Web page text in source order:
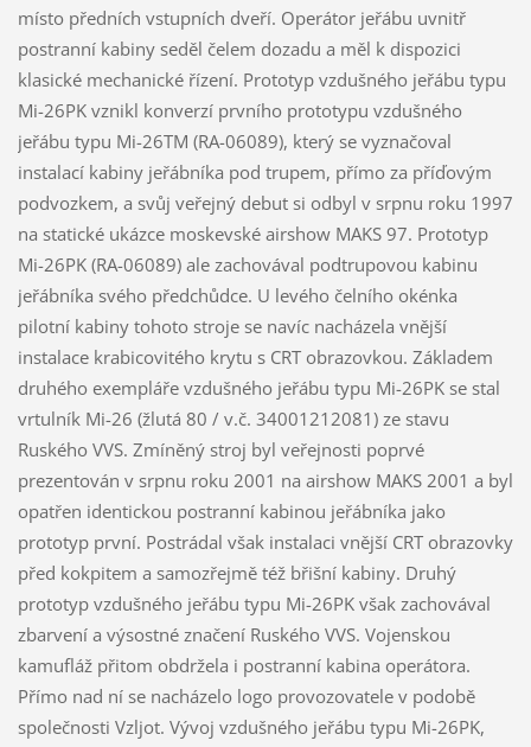
místo předních vstupních dveří. Operátor jeřábu uvnitř
postranní kabiny seděl čelem dozadu a měl k dispozici
klasické mechanické řízení. Prototyp vzdušného jeřábu typu
Mi-26PK vznikl konverzí prvního prototypu vzdušného
jeřábu typu Mi-26TM (RA-06089), který se vyznačoval
instalací kabiny jeřábníka pod trupem, přímo za příďovým
podvozkem, a svůj veřejný debut si odbyl v srpnu roku 1997
na statické ukázce moskevské airshow MAKS 97. Prototyp
Mi-26PK (RA-06089) ale zachovával podtrupovou kabinu
jeřábníka svého předchůdce. U levého čelního okénka
pilotní kabiny tohoto stroje se navíc nacházela vnější
instalace krabicovitého krytu s CRT obrazovkou. Základem
druhého exempláře vzdušného jeřábu typu Mi-26PK se stal
vrtulník Mi-26 (žlutá 80 / v.č. 34001212081) ze stavu
Ruského VVS. Zmíněný stroj byl veřejnosti poprvé
prezentován v srpnu roku 2001 na airshow MAKS 2001 a byl
opatřen identickou postranní kabinou jeřábníka jako
prototyp první. Postrádal však instalaci vnější CRT obrazovky
před kokpitem a samozřejmě též břišní kabiny. Druhý
prototyp vzdušného jeřábu typu Mi-26PK však zachovával
zbarvení a výsostné značení Ruského VVS. Vojenskou
kamufláž přitom obdržela i postranní kabina operátora.
Přímo nad ní se nacházelo logo provozovatele v podobě
společnosti Vzljot. Vývoj vzdušného jeřábu typu Mi-26PK,